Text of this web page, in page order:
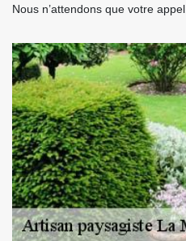
Nous n’attendons que votre appel.